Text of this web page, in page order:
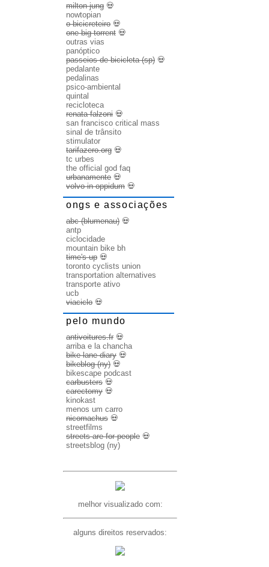
milton jung 💀
nowtopian
o bicicreteiro 💀
one big torrent 💀
outras vias
panóptico
passeios de bicicleta (sp) 💀
pedalante
pedalinas
psico-ambiental
quintal
recicloteca
renata falzoni 💀
san francisco critical mass
sinal de trânsito
stimulator
tarifazero.org 💀
tc urbes
the official god faq
urbanamente 💀
volvo in oppidum 💀
ongs e associações
abc (blumenau) 💀
antp
ciclocidade
mountain bike bh
time's up 💀
toronto cyclists union
transportation alternatives
transporte ativo
ucb
viaciclo 💀
pelo mundo
antivoitures.fr 💀
arriba e la chancha
bike lane diary 💀
bikeblog (ny) 💀
bikescape podcast
carbusters 💀
carectomy 💀
kinokast
menos um carro
nicomachus 💀
streetfilms
streets are for people 💀
streetsblog (ny)
melhor visualizado com:
alguns direitos reservados: